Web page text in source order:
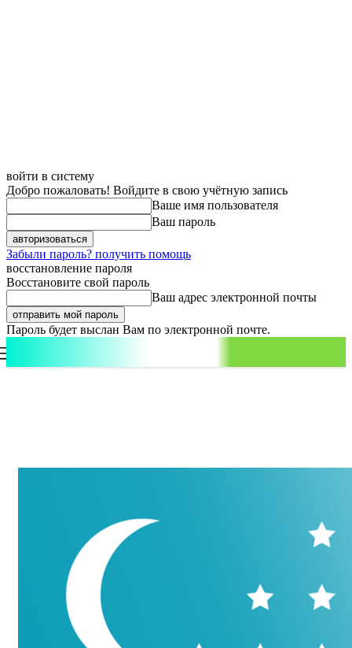
войти в систему
Добро пожаловать! Войдите в свою учётную запись
Ваше имя пользователя
Ваш пароль
Забыли пароль? получить помощь
восстановление пароля
Восстановите свой пароль
Ваш адрес электронной почты
Пароль будет выслан Вам по электронной почте.